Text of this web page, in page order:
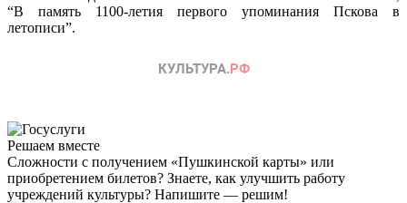
“В память 1100-летия первого упоминания Пскова в
летописи”.
Решаем вместе
Сложности с получением «Пушкинской карты» или
приобретением билетов? Знаете, как улучшить работу
учреждений культуры? Напишите — решим!